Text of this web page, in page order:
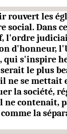
rouvert les
social. Dans
l'ordre
d'honneur,
qui s'ins­pire
serait le plus
ne se mettait
la société,
ne contenait,
la